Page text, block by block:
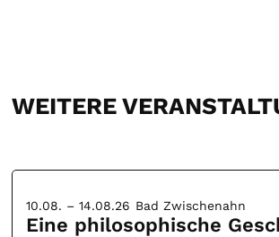
WEITERE
10.08. – 14.08.26 Bad Zwischenahn
Eine philosophische